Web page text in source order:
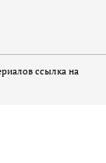
ссылка на